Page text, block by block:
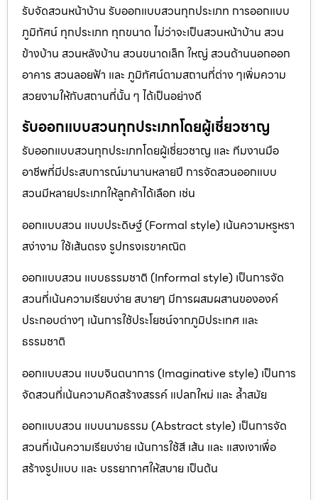
รับจัดสวนหน้าบ้าน รับออกแบบสวนทุกประเภท การออกแบบ
ภูมิทัศน์ ทุกประเภท ทุกขนาด ไม่ว่าจะเป็นสวนหน้าบ้าน สวน
ข้างบ้าน สวนหลังบ้าน สวนขนาดเล็ก ใหญ่ สวนด้านนอกออก
อาคาร สวนลอยฟ้า และ ภูมิทัศน์ตามสถานที่ต่าง ๆเพิ่มความ
สวยงามให้กับสถานที่นั้น ๆ ได้เป็นอย่างดี
รับออกแบบสวนทุกประเภทโดยผู้เชี่ยวชาญ
รับออกแบบสวนทุกประเภทโดยผู้เชี่ยวชาญ และ ทีมงานมือ
อาชีพที่มีประสบการณ์มานานหลายปี การจัดสวนออกแบบ
สวนมีหลายประเภทให้ลูกค้าได้เลือก เช่น
ออกแบบสวน แบบประดิษฐ์ (Formal style) เน้นความหรูหรา
สง่างาม ใช้เส้นตรง รูปทรงเรขาคณิต
ออกแบบสวน แบบธรรมชาติ (Informal style) เป็นการจัด
สวนที่เน้นความเรียบง่าย สบายๆ มีการผสมผสานขององค์
ประกอบต่างๆ เน้นการใช้ประโยชน์จากภูมิประเทศ และ
ธรรมชาติ
ออกแบบสวน แบบจินตนาการ (Imaginative style) เป็นการ
จัดสวนที่เน้นความคิดสร้างสรรค์ แปลกใหม่ และ ล้ำสมัย
ออกแบบสวน แบบนามธรรม (Abstract style) เป็นการจัด
สวนที่เน้นความเรียบง่าย เน้นการใช้สี เส้น และ แสงเงาเพื่อ
สร้างรูปแบบ และ บรรยากาศให้สบาย เป็นต้น